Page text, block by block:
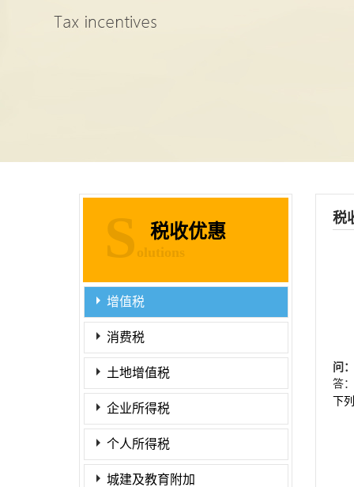
税收优惠
S olutions
增值税
消费税
土地增值税
企业所得税
个人所得税
城建及教育附加
税
问
答
下